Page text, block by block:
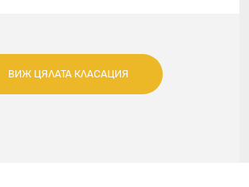
ВИЖ ЦЯЛАТА КЛАСАЦИЯ